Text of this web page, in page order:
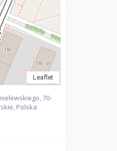
Leaflet
70-
Polska